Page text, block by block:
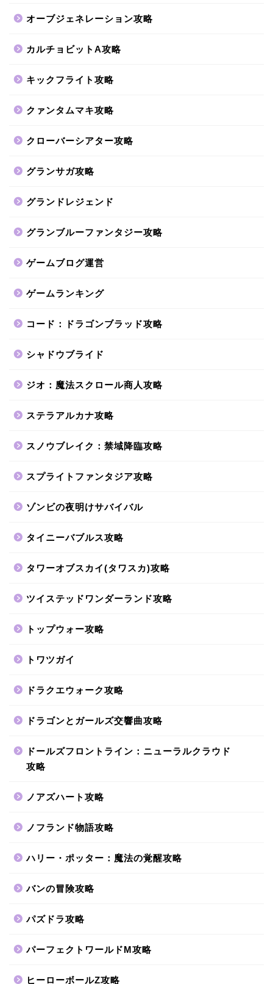
オーブジェネレーション攻略
カルチョビットA攻略
キックフライト攻略
クァンタムマキ攻略
クローバーシアター攻略
グランサガ攻略
グランドレジェンド
グランブルーファンタジー攻略
ゲームブログ運営
ゲームランキング
コード：ドラゴンブラッド攻略
シャドウブライド
ジオ：魔法スクロール商人攻略
ステラアルカナ攻略
スノウブレイク：禁域降臨攻略
スプライトファンタジア攻略
ゾンビの夜明けサバイバル
タイニーバブルス攻略
タワーオブスカイ(タワスカ)攻略
ツイステッドワンダーランド攻略
トップウォー攻略
トワツガイ
ドラクエウォーク攻略
ドラゴンとガールズ交響曲攻略
ドールズフロントライン：ニューラルクラウド
攻略
ノアズハート攻略
ノフランド物語攻略
ハリー・ポッター：魔法の覚醒攻略
バンの冒険攻略
パズドラ攻略
パーフェクトワールドM攻略
ヒーローボールZ攻略